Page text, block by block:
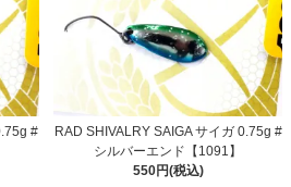
#
RAD SHIVALRY SAIGA サイガ 0.75g #
シルバーエンド【1091】
550円(税込)